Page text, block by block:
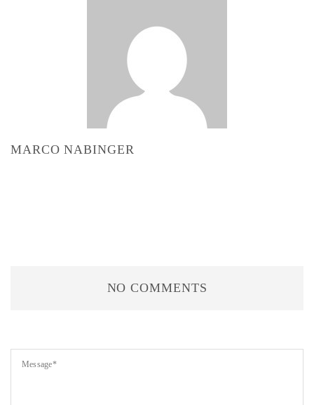
MARCO NABINGER
NO COMMENTS